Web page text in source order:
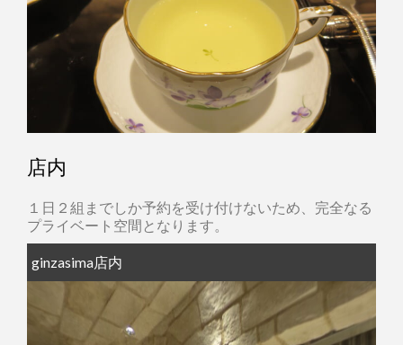
店内
１日２組までしか予約を受け付けないため、完全なる
プライベート空間となります。
ginzasima店内